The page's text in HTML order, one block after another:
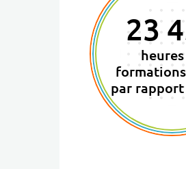
23
par rapport